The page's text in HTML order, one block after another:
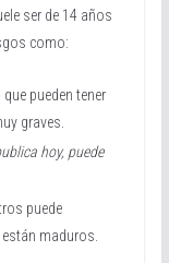
ser de 14 años
como:
pueden tener
graves.
hoy, puede
puede
maduros.